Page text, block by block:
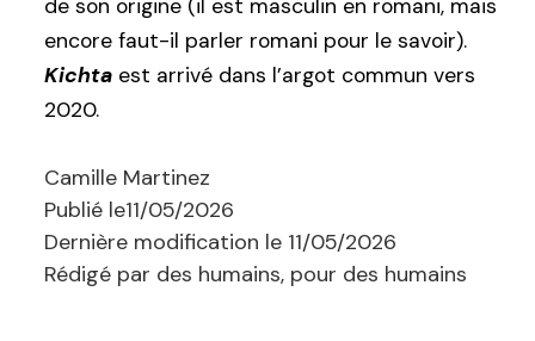
de son origine (il est masculin en romani, mais
encore faut-il parler romani pour le savoir).
Kichta est arrivé dans l’argot commun vers
2020.
Camille Martinez
Publié le11/05/2026
Dernière modification le 11/05/2026
Rédigé par des humains, pour des humains